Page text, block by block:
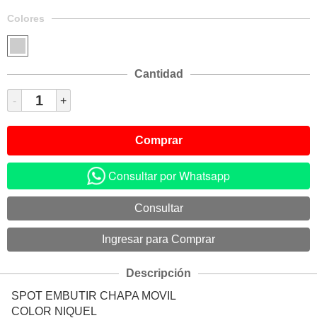
Colores
Cantidad
- +
Consultar por Whatsapp
Descripción
SPOT EMBUTIR CHAPA MOVIL
COLOR NIQUEL